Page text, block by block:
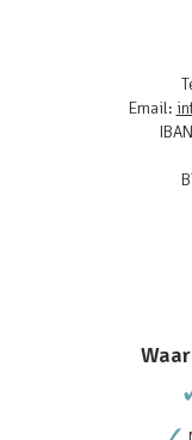
Email: